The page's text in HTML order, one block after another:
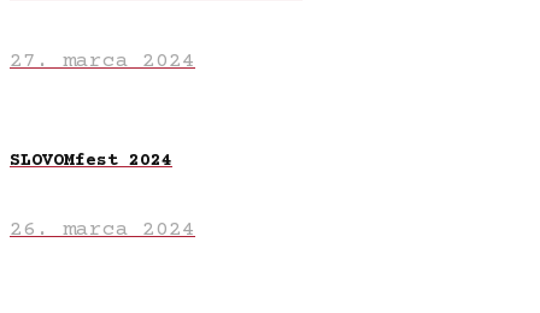
27. marca 2024
SLOVOMfest 2024
26. marca 2024